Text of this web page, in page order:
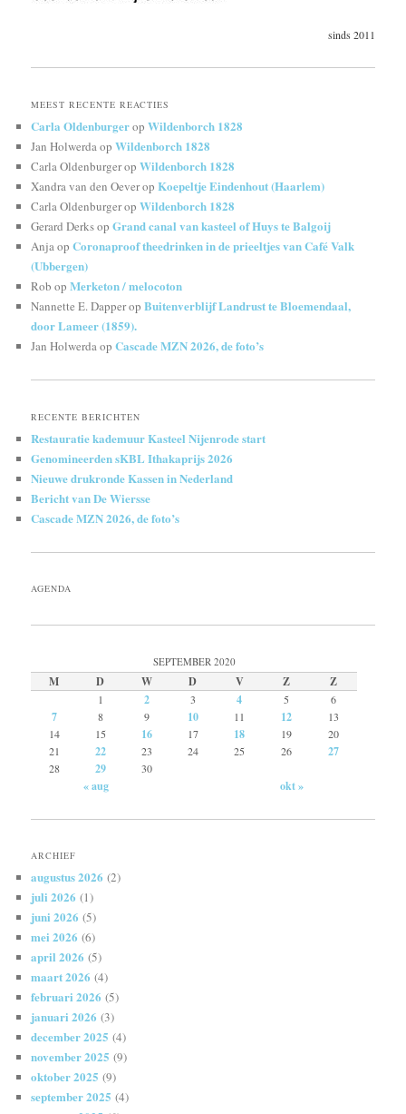
sinds 2011
MEEST RECENTE REACTIES
Carla OldenburgeropWildenborch 1828
Jan HolwerdaopWildenborch 1828
Carla OldenburgeropWildenborch 1828
Xandra van den OeveropKoepeltje Eindenhout (Haarlem)
Carla OldenburgeropWildenborch 1828
Gerard DerksopGrand canal van kasteel of Huys te Balgoij
AnjaopCoronaproof theedrinken in de prieeltjes van Café Valk
(Ubbergen)
Rob opMerketon / melocoton
Nannette E. DapperopBuitenverblijf Landrust te Bloemendaal,
door Lameer (1859).
Jan HolwerdaopCascade MZN 2026, de foto’s
RECENTE BERICHTEN
Restauratie kademuur Kasteel Nijenrode start
Genomineerden sKBL Ithakaprijs 2026
Nieuwe drukronde Kassen in Nederland
Bericht van De Wiersse
Cascade MZN 2026, de foto’s
AGENDA
SEPTEMBER 2020
M D W D V Z Z
1 2 3 4 5 6
7 8 9 10 11 12
13
14
15 16 17 18 19
20
21
22 23 24 25 26 27
28 29 30
« aug okt »
ARCHIEF
augustus 2026 (2)
juli 2026 (1)
juni 2026 (5)
mei 2026 (6)
april 2026 (5)
maart 2026 (4)
februari 2026 (5)
januari 2026 (3)
december 2025 (4)
november 2025 (9)
oktober 2025 (9)
september 2025 (4)